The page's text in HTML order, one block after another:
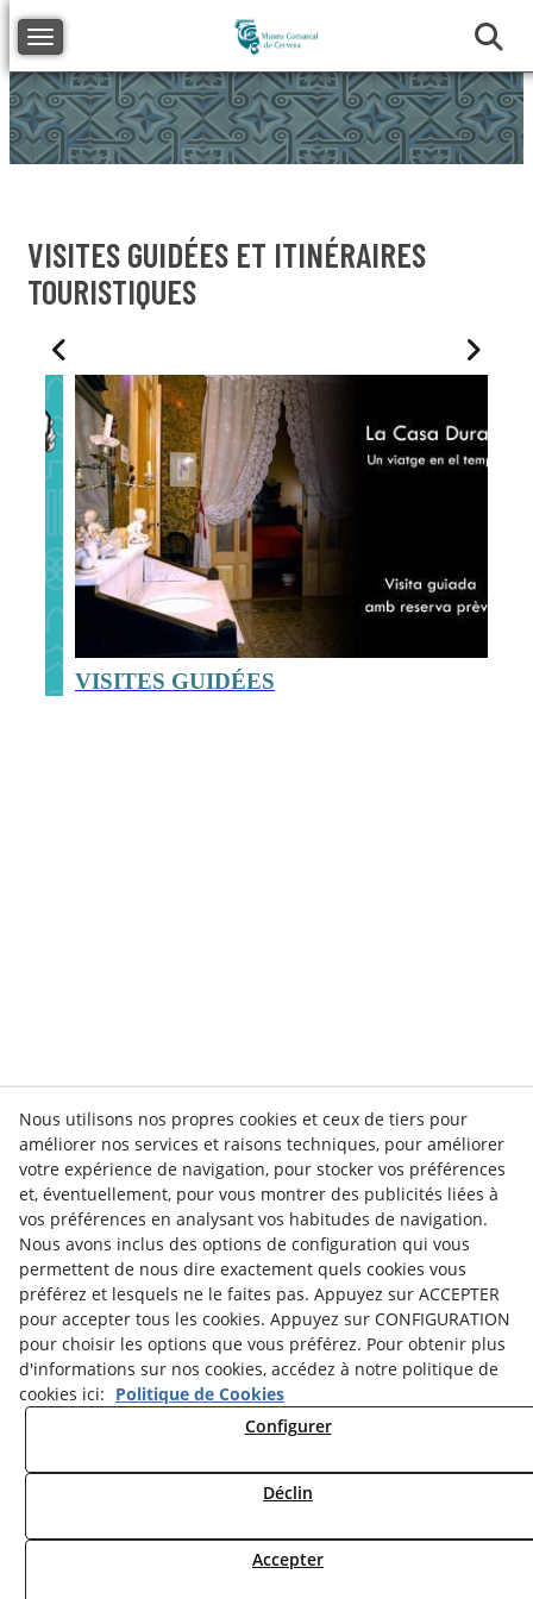
Toggle navigation
VISITES GUIDÉES ET ITINÉRAIRES
TOURISTIQUES
VISITES GUIDÉES
Notice Légale
Politique de Cookies
© 08/2026 Museu Comarcal de Cervera - Tous droits réservés.
Nous utilisons nos propres cookies et ceux de tiers pour
améliorer nos services et raisons techniques, pour améliorer
votre expérience de navigation, pour stocker vos préférences
et, éventuellement, pour vous montrer des publicités liées à
vos préférences en analysant vos habitudes de navigation.
Nous avons inclus des options de configuration qui vous
permettent de nous dire exactement quels cookies vous
préférez et lesquels ne le faites pas. Appuyez sur ACCEPTER
pour accepter tous les cookies. Appuyez sur CONFIGURATION
pour choisir les options que vous préférez. Pour obtenir plus
d'informations sur nos cookies, accédez à notre politique de
cookies ici: Politique de Cookies
Configurer
Déclin
Accepter